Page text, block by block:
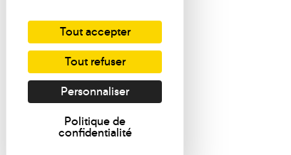
Tout accepter
Tout refuser
Personnaliser
Politique de
confidentialité